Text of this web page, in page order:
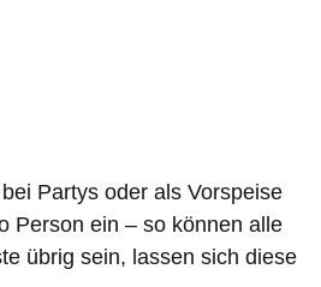
Partys oder als Vorspeise
Person ein – so können alle
übrig sein, lassen sich diese